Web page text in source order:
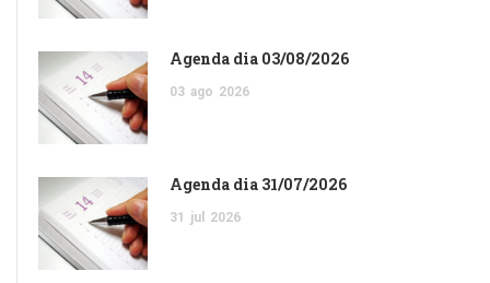
Agenda dia 03/08/2026
03 ago 2026
Agenda dia 31/07/2026
31 jul 2026